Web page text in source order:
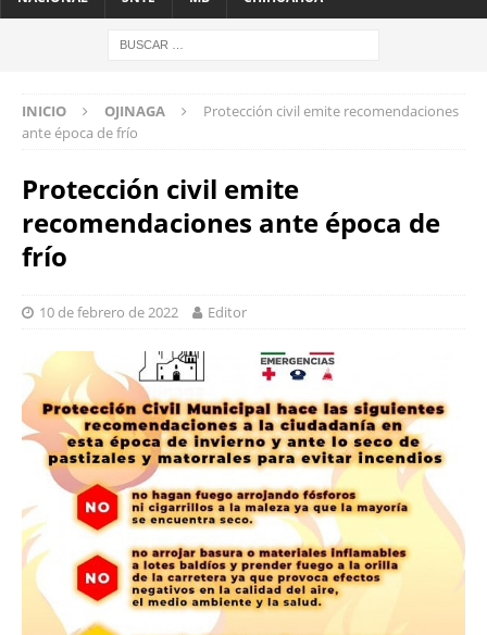
INICIO OJINAGA
Protección civil emite recomendaciones
ante época de frío
Protección civil emite
recomendaciones ante época de
frío
10 de febrero de 2022 Editor